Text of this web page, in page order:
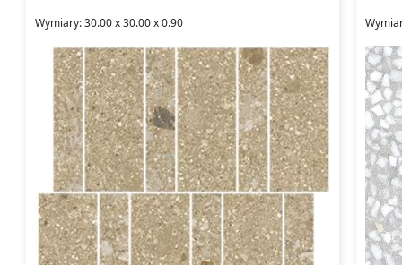
Wymiary: 30.00 x 30.00 x 0.90